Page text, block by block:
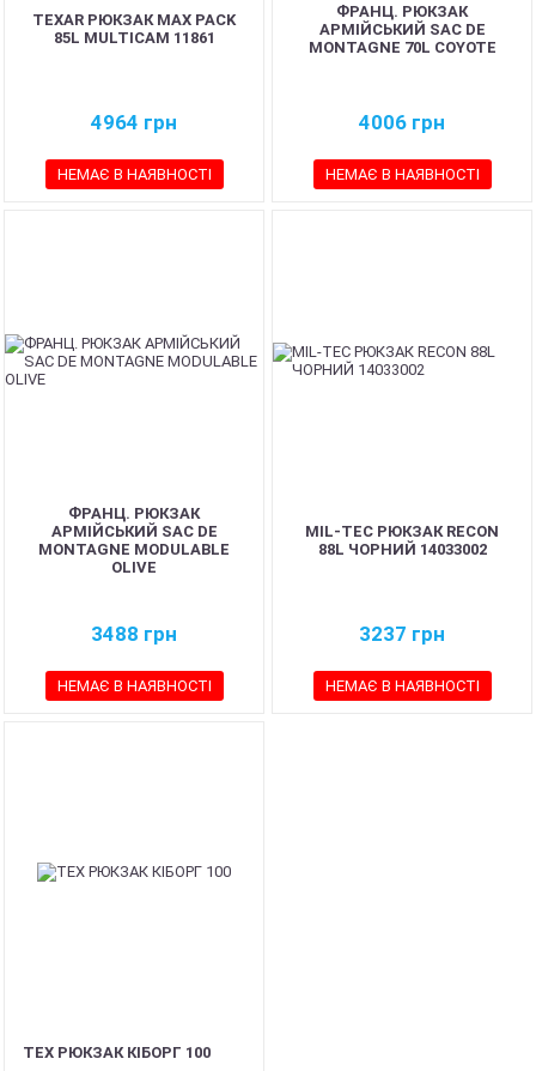
TEXAR РЮКЗАК MAX PACK
85L MULTICAM 11861
4964 грн
НЕМАЄ В НАЯВНОСТІ
ФРАНЦ. РЮКЗАК
АРМІЙСЬКИЙ SAC DE
MONTAGNE 70L COYOTE
4006 грн
НЕМАЄ В НАЯВНОСТІ
ФРАНЦ. РЮКЗАК
АРМІЙСЬКИЙ SAC DE
MONTAGNE MODULABLE
OLIVE
3488 грн
НЕМАЄ В НАЯВНОСТІ
MIL-TEC РЮКЗАК RECON
88L ЧОРНИЙ 14033002
3237 грн
НЕМАЄ В НАЯВНОСТІ
TEX РЮКЗАК КІБОРГ 100